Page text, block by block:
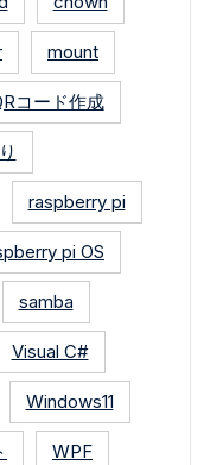
mount
コード作成
raspberry pi
pi OS
samba
Visual C#
Windows11
WPF